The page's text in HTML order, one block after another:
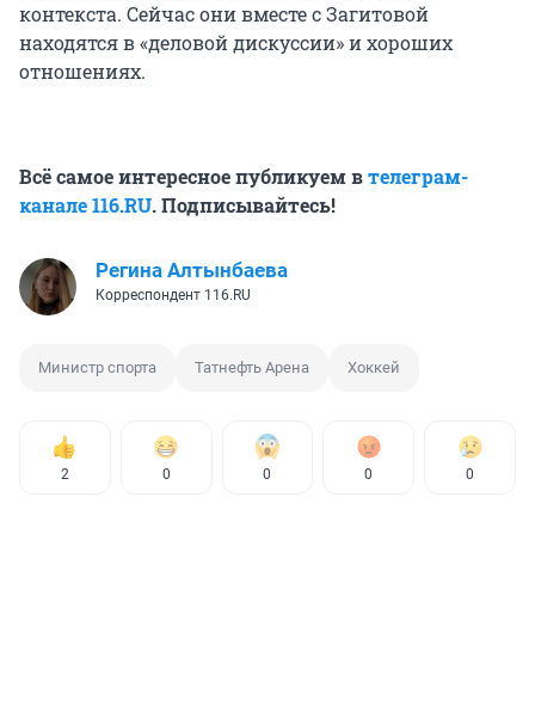
контекста. Сейчас они вместе с Загитовой
находятся в «деловой дискуссии» и хороших
отношениях.
Всё самое интересное публикуем втелеграм-
канале 116.RU. Подписывайтесь!
Регина Алтынбаева
Корреспондент 116.RU
Министр спорта Татнефть Арена Хоккей
2 0 0 0 0